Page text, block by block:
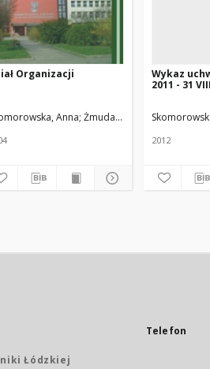
Organizacji
Anna Żmuda, Ryszard. Red. nacz.
Wykaz
2011 - 31
2012
Łódzkiej
Telefon